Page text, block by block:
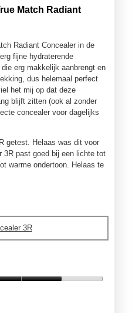
Match Radiant
Radiant Concealer in de
fijne hydraterende
erg makkelijk aanbrengt en
dus helemaal perfect
het mij op dat deze
blijft zitten (ook al zonder
concealer voor dagelijks
getest. Helaas was dit voor
3R past goed bij een lichte tot
warme ondertoon. Helaas te
3R